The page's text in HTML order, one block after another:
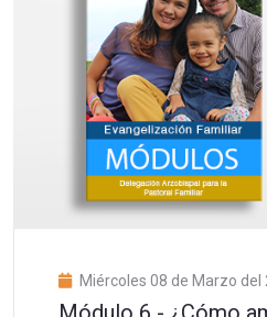
Miércoles 08 de Marzo del